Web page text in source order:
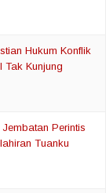
Hukum Konflik
Tak Kunjung
Perintis
Tuanku